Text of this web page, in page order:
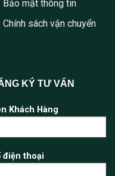
Bảo mật thông tin
Chính sách vận chuyển
KÝ TƯ VẤN
Khách Hàng
điện thoại